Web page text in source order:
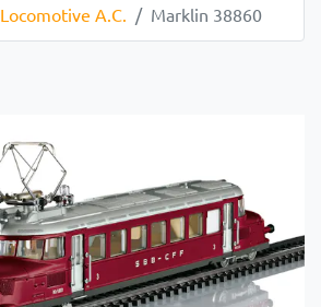
Locomotive A.C. Marklin 38860